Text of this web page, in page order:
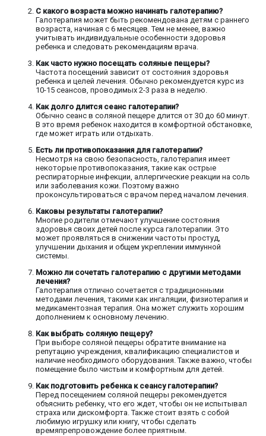
С какого возраста можно начинать галотерапию?
Галотерапия может быть рекомендована детям с раннего
возраста, начиная с 6 месяцев. Тем не менее, важно
учитывать индивидуальные особенности здоровья
ребенка и следовать рекомендациям врача.
Как часто нужно посещать соляные пещеры?
Частота посещений зависит от состояния здоровья
ребенка и целей лечения. Обычно рекомендуется курс из
10-15 сеансов, проводимых 2-3 раза в неделю.
Как долго длится сеанс галотерапии?
Обычно сеанс в соляной пещере длится от 30 до 60 минут.
В это время ребенок находится в комфортной обстановке,
где может играть или отдыхать.
Есть ли противопоказания для галотерапии?
Несмотря на свою безопасность, галотерапия имеет
некоторые противопоказания, такие как острые
респираторные инфекции, аллергические реакции на соль
или заболевания кожи. Поэтому важно
проконсультироваться с врачом перед началом лечения.
Каковы результаты галотерапии?
Многие родители отмечают улучшение состояния
здоровья своих детей после курса галотерапии. Это
может проявляться в снижении частоты простуд,
улучшении дыхания и общем укреплении иммунной
системы.
Можно ли сочетать галотерапию с другими методами
лечения?
Галотерапия отлично сочетается с традиционными
методами лечения, такими как ингаляции, физиотерапия и
медикаментозная терапия. Она может служить хорошим
дополнением к основному лечению.
Как выбрать соляную пещеру?
При выборе соляной пещеры обратите внимание на
репутацию учреждения, квалификацию специалистов и
наличие необходимого оборудования. Также важно, чтобы
помещение было чистым и комфортным для детей.
Как подготовить ребенка к сеансу галотерапии?
Перед посещением соляной пещеры рекомендуется
объяснить ребенку, что его ждет, чтобы он не испытывал
страха или дискомфорта. Также стоит взять с собой
любимую игрушку или книгу, чтобы сделать
времяпрепровождение более приятным.